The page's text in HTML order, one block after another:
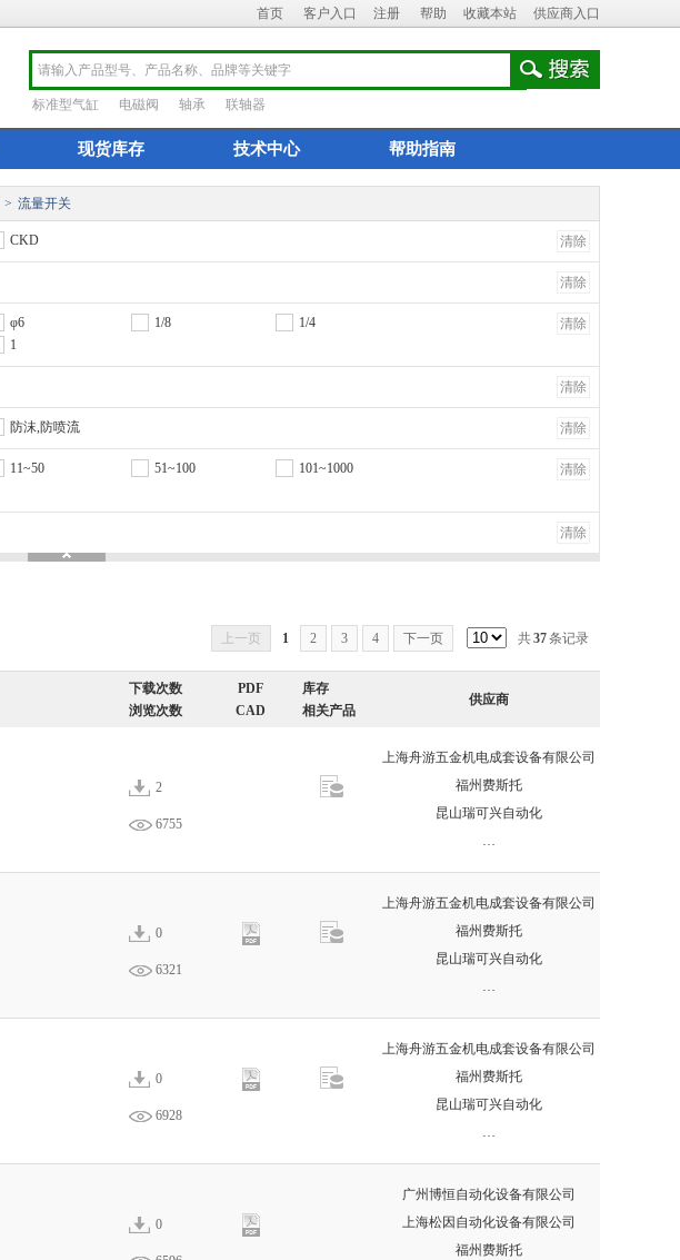
首页 客户入口 注册 帮助 收藏本站 供应商入口
标准型气缸 电磁阀 轴承 联轴器
现货库存 技术中心 帮助指南
> 流量开关
清除
CKD
清除
清除
φ6 1/8
1/4
1
清除
清除
防沫,防喷流
清除
11~50 51~100
101~1000
清除
上一页 1 2 3 4 下一页 共37条记录
供应商
库存
相关产品
PDF
CAD
下载次数
浏览次数
上海舟游五金机电成套设备有限公司
福州费斯托
昆山瑞可兴自动化
…
2
6755
上海舟游五金机电成套设备有限公司
福州费斯托
昆山瑞可兴自动化
…
0
6321
上海舟游五金机电成套设备有限公司
福州费斯托
昆山瑞可兴自动化
…
0
6928
广州博恒自动化设备有限公司
上海松因自动化设备有限公司
福州费斯托
0